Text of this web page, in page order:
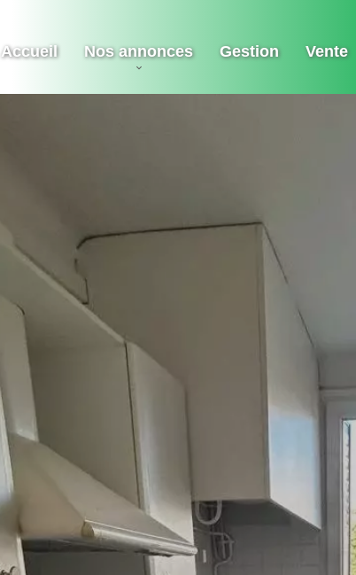
Accueil Nos annonces Gestion Vente